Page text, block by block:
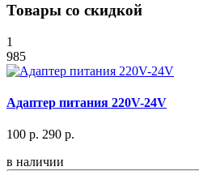
Товары со скидкой
1
985
Адаптер питания 220V-24V
100 р. 290 р.
в наличии